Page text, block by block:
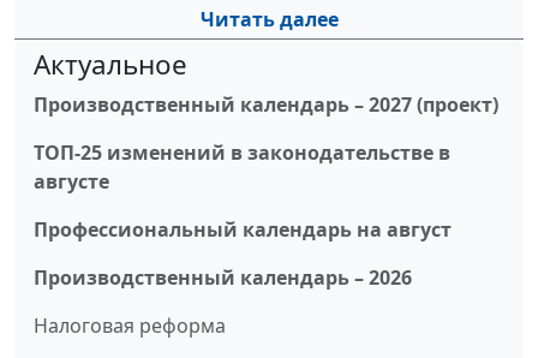
Читать далее
Актуальное
Производственный календарь – 2027 (проект)
ТОП-25 изменений в законодательстве в
августе
Профессиональный календарь на август
Производственный календарь – 2026
Налоговая реформа